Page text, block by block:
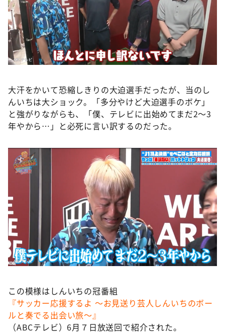
大汗をかいて恐縮しきりの大迫選手だったが、当のし
んいちは大ショック。「多分やけど大迫選手のボケ」
と強がりながらも、「僕、テレビに出始めてまだ2～3
年やから…」と必死に言い訳するのだった。
この模様はしんいちの冠番組
『サッカー応援するよ ～お見送り芸人しんいちのボー
ルと奏でる出会い旅～』
（ABCテレビ）6月７日放送回で紹介された。